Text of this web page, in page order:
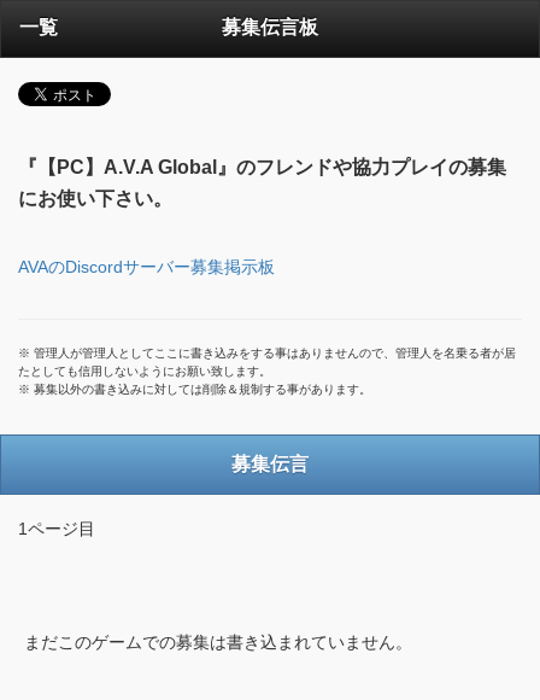
一覧 募集伝言板
『【PC】A.V.A Global』のフレンドや協力プレイの募集
にお使い下さい。
AVAのDiscordサーバー募集掲示板
※ 管理人が管理人としてここに書き込みをする事はありませんので、管理人を名乗る者が居
たとしても信用しないようにお願い致します。
※ 募集以外の書き込みに対しては削除＆規制する事があります。
募集伝言
1ページ目
まだこのゲームでの募集は書き込まれていません。